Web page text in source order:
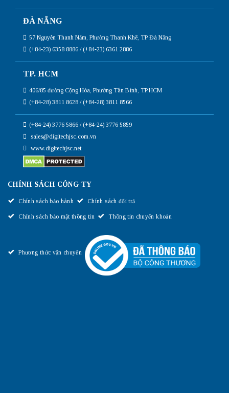
ĐÀ NẴNG
57 Nguyễn Thanh Năm, Phường Thanh Khê, TP Đà Nẵng
(+84-23) 6358 8886 / (+84-23) 6361 2886
TP. HCM
406/85 đường Cộng Hòa, Phường Tân Bình, TP.HCM
(+84-28) 3811 8628 / (+84-28) 3811 8566
(+84-24) 3776 5866 / (+84-24) 3776 5859
sales@digitechjsc.com.vn
www.digitechjsc.net
CHÍNH SÁCH CÔNG TY
Chính sách bảo hành Chính sách đổi trả
Chính sách bảo mật thông tin Thông tin chuyển khoản
Phương thức vận chuyển